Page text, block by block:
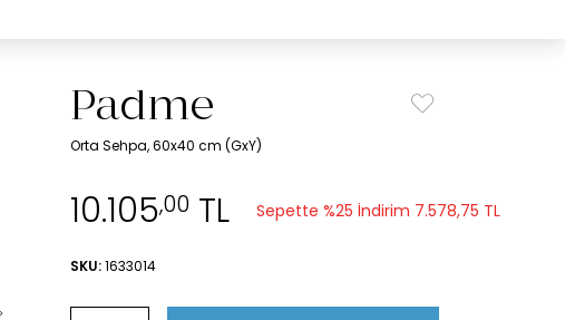
Padme
Orta Sehpa, 60x40 cm (GxY)
10.105,00TL Sepette %25 İndirim 7.578,75 TL
SKU: 1633014